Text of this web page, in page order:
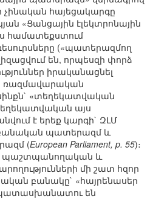
հայեցակարգը
«Ցանցային էլեկտրոնային
համատեքստում
(«պատերազմող
են, որպեսզի փորձ
իրականացնել
ռազմավարական
«տեղեկատվական
այս
է երեք կարգի` ԶԼՄ
պատերազմ և
(European Parliament, p. 55)։
պաշտպանողական և
մի շատ հզոր
բանակը` «հայրենասեր
են